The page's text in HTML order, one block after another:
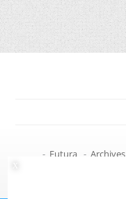
- Futura - Archives